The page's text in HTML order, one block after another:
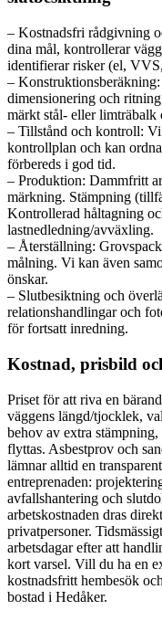
– Kostnadsfri rådgivning
dina mål, kontrollerar
identifierar risker (el,
–
dimensionering och
märkt stål- eller
– Tillstånd och kontroll:
kontrollplan och kan
förbereds i god tid.
– Produktion: Dammfritt
märkning. Stämpning
Kontrollerad håltagning
lastnedledning/avväxling.
– Återställning:
målning. Vi kan även
önskar.
– Slutbesiktning och
relationshandlingar och
för fortsatt inredning.
Kostnad, prisbild
Priset för att riva en
väggens längd/tjocklek,
behov av extra
flyttas. Asbestprov och
lämnar alltid en
entreprenaden:
avfallshantering och
arbetskostnaden dras
privatpersoner.
arbetsdagar efter att
kort varsel. Vill du ha en
kostnadsfritt hembesök
bostad i Hedåker.